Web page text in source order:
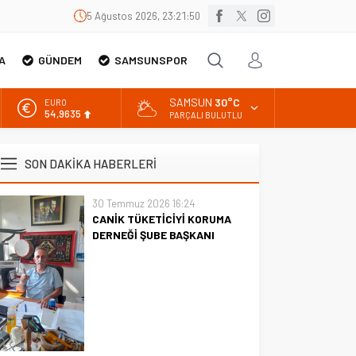
5 Ağustos 2026, 23:21:50
GÜNDEM SAMSUNSPOR
EURO
54,9635
BİST
13.703,13
DOLAR
47,5751
SAMSUN 30°C
PARÇALI BULUTLU
SON DAKİKA HABERLERİ
30 Temmuz 2026 16:24
CANİK TÜKETİCİYİ KORUMA
DERNEĞİ ŞUBE BAŞKANI